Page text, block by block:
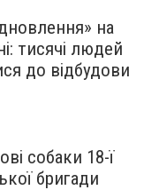
на
тисячі людей
до відбудови
собаки 18-ї
бригади